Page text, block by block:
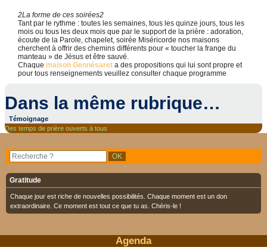
2La forme de ces soirées2
Tant par le rythme : toutes les semaines, tous les quinze jours, tous les
mois ou tous les deux mois que par le support de la prière : adoration,
écoute de la Parole, chapelet, soirée Miséricorde nos maisons
cherchent à offrir des chemins différents pour « toucher la frange du
manteau » de Jésus et être sauvé.
Chaquemaison Gennésaret a des propositions qui lui sont propre et
pour tous renseignements veuillez consulter chaque programme
Dans la même rubrique…
Témoignage
Des temps de prière ouverts à tous
Gratitude
Chaque jour est riche de nouvelles possibilités. Chaque moment est un don
extraordinaire. Ce moment est tout ce que tu as. Chéris-le !
Agenda